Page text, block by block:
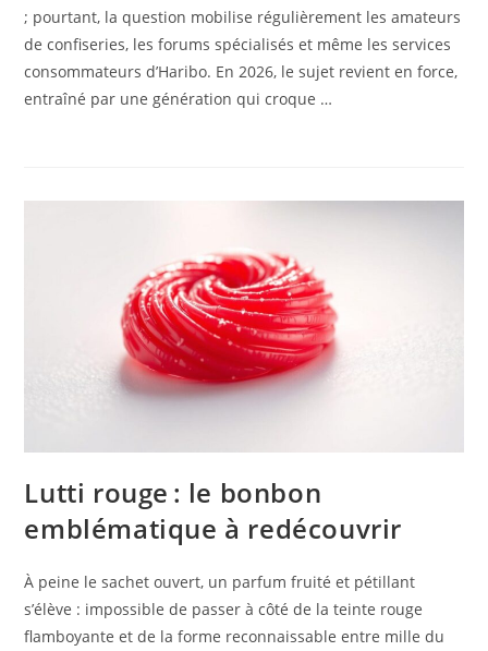
; pourtant, la question mobilise régulièrement les amateurs
de confiseries, les forums spécialisés et même les services
consommateurs d’Haribo. En 2026, le sujet revient en force,
entraîné par une génération qui croque …
Lutti rouge : le bonbon
emblématique à redécouvrir
À peine le sachet ouvert, un parfum fruité et pétillant
s’élève : impossible de passer à côté de la teinte rouge
flamboyante et de la forme reconnaissable entre mille du